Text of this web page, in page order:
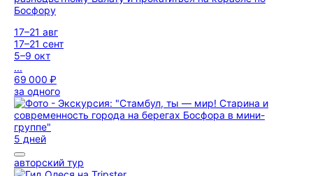
Босфору
17–21 авг
17–21 сент
5–9 окт
...
69 000 ₽
за одного
5 дней
авторский тур